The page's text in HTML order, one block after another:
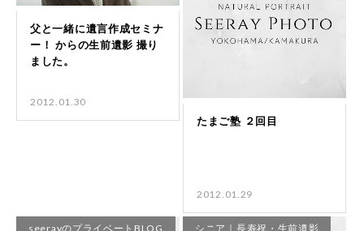
2012.01.30
2012.01.29
seerayのプライベートBLOG シニア｜長寿祝・生前遺影